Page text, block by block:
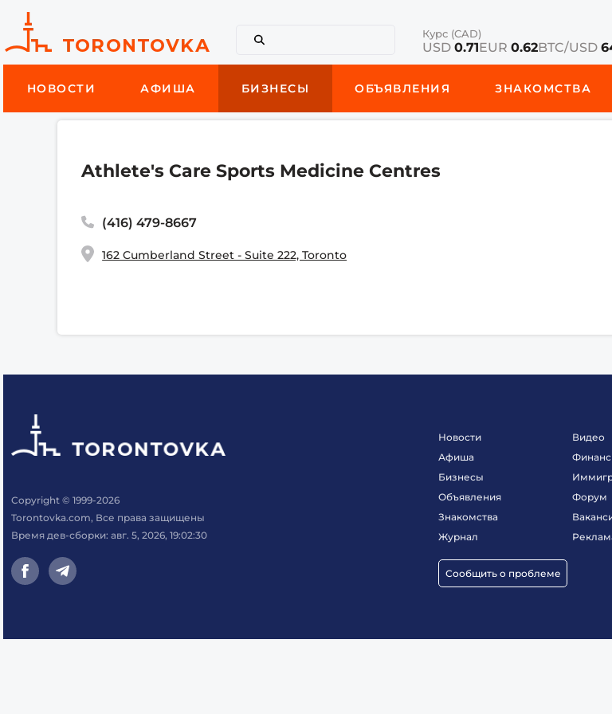
Курс (CAD)
USD 0.71EUR 0.62BTC/USD
НОВОСТИ АФИША БИЗНЕСЫ ОБЪЯВЛЕНИЯ ЗНАКОМСТВА
Athlete's Care Sports Medicine Centres
(416) 479-8667
162 Cumberland Street - Suite 222, Toronto
Copyright © 1999-2026
Torontovka.com, Все права защищены
Время дев-сборки: авг. 5, 2026, 19:02:30
Новости
Афиша
Бизнесы
Объявления
Знакомства
Журнал
Сообщить о проблеме
Видео
Форум